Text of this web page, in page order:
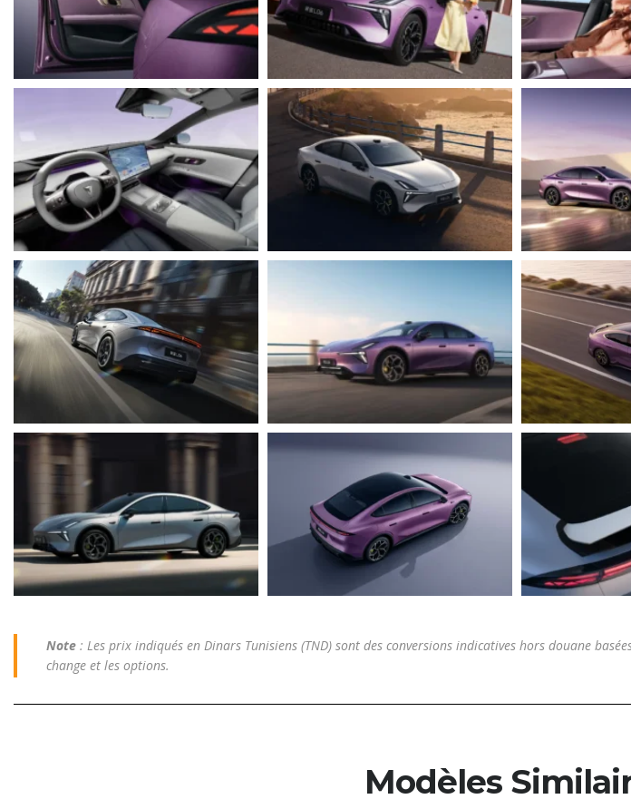
Note : Les prix indiqués en Dinars Tunisiens (TND) sont des conversions indicatives hors douane
change et les options.
Modèles